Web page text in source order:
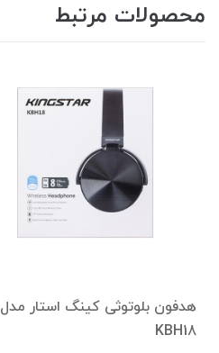
محصولات مرتبط
هدفون بلوتوثی کینگ استار مدل
KBH18